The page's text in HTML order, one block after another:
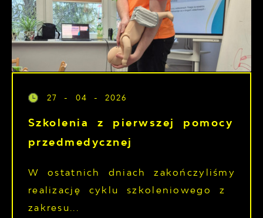
27 - 04 - 2026
Szkolenia z pierwszej pomocy
przedmedycznej
W ostatnich dniach zakończyliśmy
realizację cyklu szkoleniowego z
zakresu...